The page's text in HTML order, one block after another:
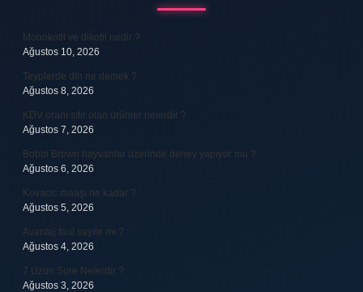
Monokotil ve dikotil nedir ?
Ağustos 10, 2026
Teyplerde din ne demek ?
Ağustos 8, 2026
KDV oranı sıfır olan ürünler nelerdir ?
Ağustos 7, 2026
Bobbi Brown hayvanlar üzerinde deney yapıyor mu ?
Ağustos 6, 2026
Kovacic maaşı ne kadar ?
Ağustos 5, 2026
Avantaj faul sayılır mı ?
Ağustos 4, 2026
7 Uzun Sure Nelerdir ?
Ağustos 3, 2026